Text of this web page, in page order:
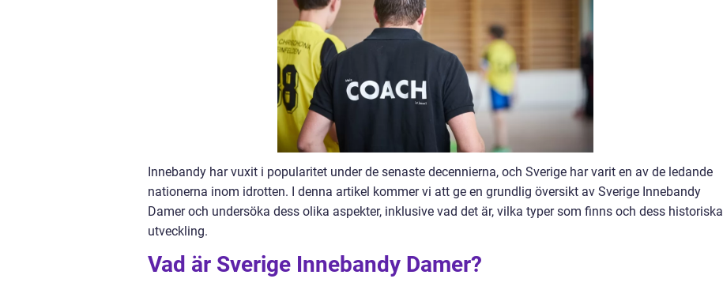
Innebandy har vuxit i popularitet under de senaste decennierna, och Sverige har varit en av de ledande
nationerna inom idrotten. I denna artikel kommer vi att ge en grundlig översikt av Sverige Innebandy
Damer och undersöka dess olika aspekter, inklusive vad det är, vilka typer som finns och dess historiska
utveckling.
Vad är Sverige Innebandy Damer?